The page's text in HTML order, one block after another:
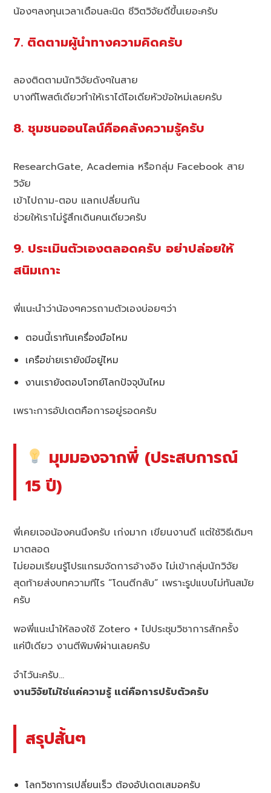
น้องๆลงทุนเวลาเดือนละนิด ชีวิตวิจัยดีขึ้นเยอะครับ
7. ติดตามผู้นำทางความคิดครับ
ลองติดตามนักวิจัยดังๆในสาย
บางทีโพสต์เดียวทำให้เราได้ไอเดียหัวข้อใหม่เลยครับ
8. ชุมชนออนไลน์คือคลังความรู้ครับ
ResearchGate, Academia หรือกลุ่ม Facebook สาย
วิจัย
เข้าไปถาม-ตอบ แลกเปลี่ยนกัน
ช่วยให้เราไม่รู้สึกเดินคนเดียวครับ
9. ประเมินตัวเองตลอดครับ อย่าปล่อยให้
สนิมเกาะ
พี่แนะนำว่าน้องๆควรถามตัวเองบ่อยๆว่า
ตอนนี้เราทันเครื่องมือไหม
เครือข่ายเรายังมีอยู่ไหม
งานเรายังตอบโจทย์โลกปัจจุบันไหม
เพราะการอัปเดตคือการอยู่รอดครับ
มุมมองจากพี่ (ประสบการณ์
15 ปี)
พี่เคยเจอน้องคนนึงครับ เก่งมาก เขียนงานดี แต่ใช้วิธีเดิมๆ
มาตลอด
ไม่ยอมเรียนรู้โปรแกรมจัดการอ้างอิง ไม่เข้ากลุ่มนักวิจัย
สุดท้ายส่งบทความทีไร “โดนตีกลับ” เพราะรูปแบบไม่ทันสมัย
ครับ
พอพี่แนะนำให้ลองใช้ Zotero + ไปประชุมวิชาการสักครั้ง
แค่ปีเดียว งานตีพิมพ์ผ่านเลยครับ
จำไว้นะครับ…
งานวิจัยไม่ใช่แค่ความรู้ แต่คือการปรับตัวครับ
สรุปสั้นๆ
โลกวิชาการเปลี่ยนเร็ว ต้องอัปเดตเสมอครับ